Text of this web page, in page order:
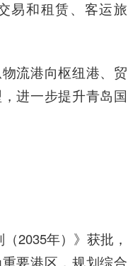
易和租赁、客运旅
流港向枢纽港、贸
进一步提升青岛国
2035年）》获批，
要港区，规划综合